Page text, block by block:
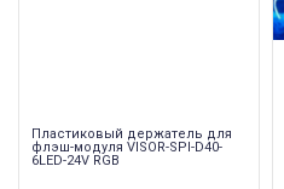
Пластиковый держатель для
флэш-модуля VISOR-SPI-D40-
6LED-24V RGB